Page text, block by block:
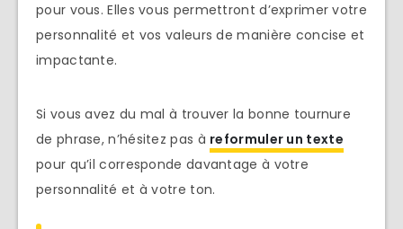
pour vous. Elles vous permettront d’exprimer votre
personnalité et vos valeurs de manière concise et
impactante.
Si vous avez du mal à trouver la bonne tournure
de phrase, n’hésitez pas à reformuler un texte
pour qu’il corresponde davantage à votre
personnalité et à votre ton.